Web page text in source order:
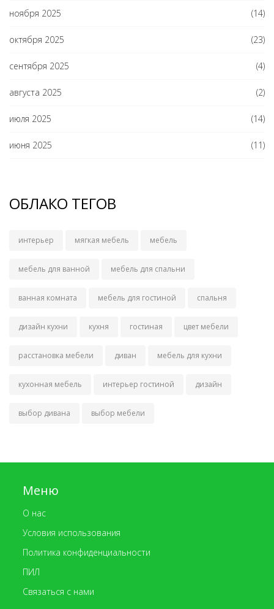
ноября 2025 (14)
октября 2025 (23)
сентября 2025 (4)
августа 2025 (2)
июля 2025 (14)
июня 2025 (11)
ОБЛАКО ТЕГОВ
интерьер мягкая мебель мебель
мебель для ванной мебель для спальни
ванная комната мебель для гостиной спальня
дизайн кухни кухня гостиная цвет мебели
расстановка мебели диван мебель для кухни
кухонная мебель интерьер гостиной дизайн
выбор дивана выбор мебели
Меню
О нас
Условия использования
Политика конфиденциальности
ПИЛ
Связаться с нами